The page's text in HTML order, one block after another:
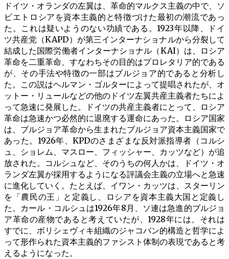
ドイツ・オランダの左翼は、革命的マルクス主義の中で、ソ
ビエトロシアを資本主義的と特徴づけた最初の潮流であっ
た。これは疑いようのない功績である。1923年以降、ドイ
ツ共産党（KAPD）が第三インターナショナルから分裂して
結成した国際労働者インターナショナル（KAI）は、ロシア
革命を二重革命、すなわちその目的はプロレタリア的である
が、その手法や特徴の一部はブルジョア的であると分析し
た。この説はヘルマン・ゴルターによって提唱されたが、オ
ットー・リュールなどの他のドイツ左翼共産主義者たちによ
って急速に発展した。ドイツの共産主義者にとって、ロシア
革命は急速かつ必然的に退廃する運命にあった。ロシア国家
は、ブルジョア革命から生まれたブルジョア資本主義国家で
あった。1926年、KPDのさまざまな反対派指導者（コルシ
ュ、ショレム、マスロー、フィッシャー、カッツなど）が追
放された。コルシュなど、そのうちの何人かは、ドイツ・オ
ランダ左翼が採用するようになる評議会主義の立場へと急速
に進化していく。たとえば、イワン・カッツは、スターリン
を「農民の王」と定義し、ロシアを資本主義大国と定義し
た。カール・コルシュは1926年8月、ソ連は急進的ブルジョ
ア革命の産物であると考えていたが、1928年には、それは
すでに、ボリシェヴィキ組織のジャコバン的構造と哲学によ
って形作られた資本主義的ファシスト体制の表現であると考
えるようになった。